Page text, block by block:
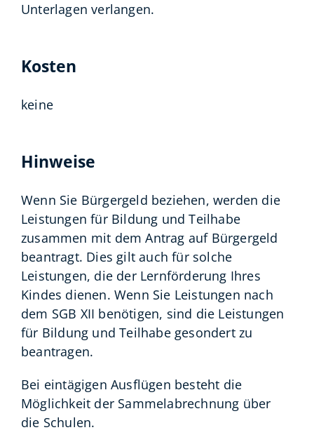
Unterlagen verlangen.
Kosten
keine
Hinweise
Wenn Sie Bürgergeld beziehen, werden die
Leistungen für Bildung und Teilhabe
zusammen mit dem Antrag auf Bürgergeld
beantragt. Dies gilt auch für solche
Leistungen, die der Lernförderung Ihres
Kindes dienen. Wenn Sie Leistungen nach
dem SGB XII benötigen, sind die Leistungen
für Bildung und Teilhabe gesondert zu
beantragen.
Bei eintägigen Ausflügen besteht die
Möglichkeit der Sammelabrechnung über
die Schulen.